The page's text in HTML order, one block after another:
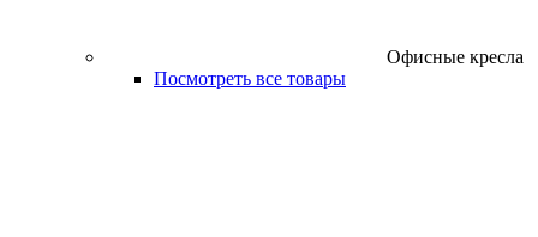
Офисные кресла
Посмотреть все товары